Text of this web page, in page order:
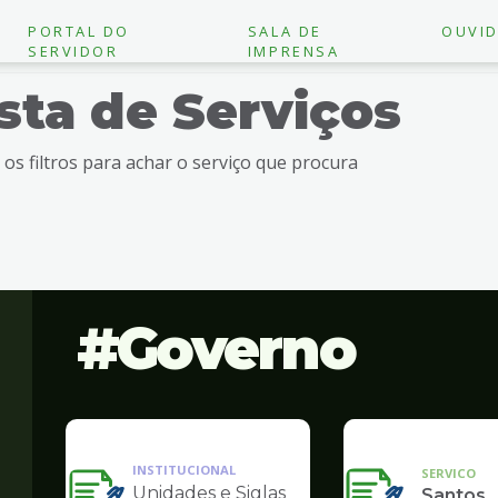
PORTAL DO
SERVIDOR
SALA DE
IMPRENSA
de Serviços
os filtros para achar o serviço que procura
Governo
INSTITUCIONAL
Unidades e Siglas
SERVICO